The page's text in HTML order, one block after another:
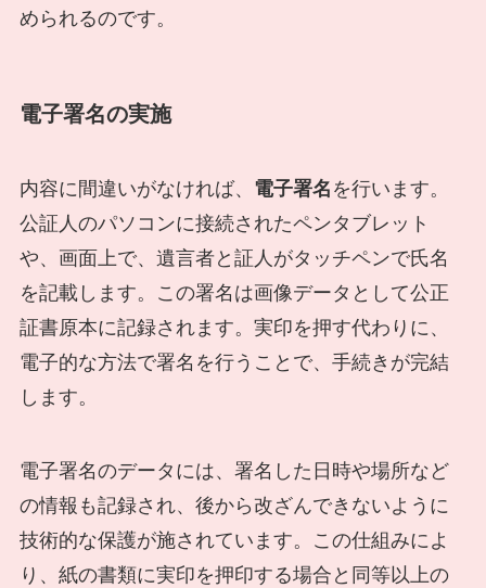
められるのです。
電子署名の実施
内容に間違いがなければ、 電子署名 を行います。
公証人のパソコンに接続されたペンタブレット
や、画面上で、遺言者と証人がタッチペンで氏名
を記載します。この署名は画像データとして公正
証書原本に記録されます。実印を押す代わりに、
電子的な方法で署名を行うことで、手続きが完結
します。
電子署名のデータには、署名した日時や場所など
の情報も記録され、後から改ざんできないように
技術的な保護が施されています。この仕組みによ
り、紙の書類に実印を押印する場合と同等以上の